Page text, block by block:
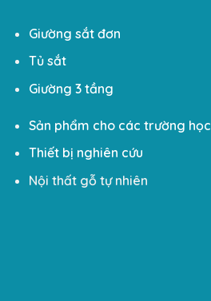
Giường sắt đơn
Tủ sắt
Giường 3 tầng
Sản phẩm cho các trường học
Thiết bị nghiên cứu
Nội thất gỗ tự nhiên